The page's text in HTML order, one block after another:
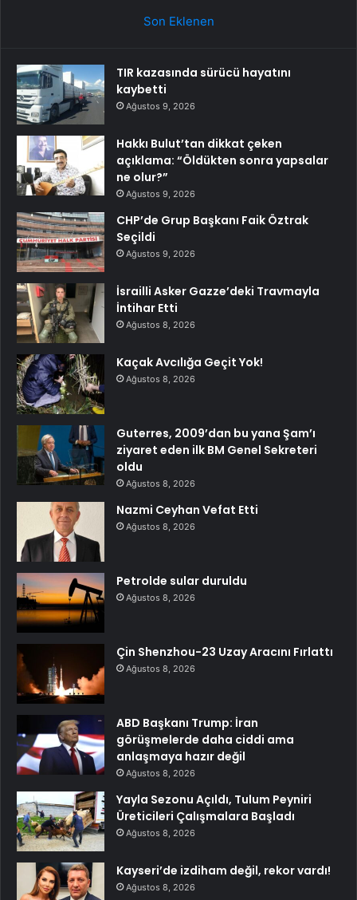
Son Eklenen
TIR kazasında sürücü hayatını
kaybetti
Ağustos 9, 2026
Hakkı Bulut’tan dikkat çeken
açıklama: “Öldükten sonra yapsalar
ne olur?”
Ağustos 9, 2026
CHP’de Grup Başkanı Faik Öztrak
Seçildi
Ağustos 9, 2026
İsrailli Asker Gazze’deki Travmayla
İntihar Etti
Ağustos 8, 2026
Kaçak Avcılığa Geçit Yok!
Ağustos 8, 2026
Guterres, 2009’dan bu yana Şam’ı
ziyaret eden ilk BM Genel Sekreteri
oldu
Ağustos 8, 2026
Nazmi Ceyhan Vefat Etti
Ağustos 8, 2026
Petrolde sular duruldu
Ağustos 8, 2026
Çin Shenzhou-23 Uzay Aracını Fırlattı
Ağustos 8, 2026
ABD Başkanı Trump: İran
görüşmelerde daha ciddi ama
anlaşmaya hazır değil
Ağustos 8, 2026
Yayla Sezonu Açıldı, Tulum Peyniri
Üreticileri Çalışmalara Başladı
Ağustos 8, 2026
Kayseri’de izdiham değil, rekor vardı!
Ağustos 8, 2026